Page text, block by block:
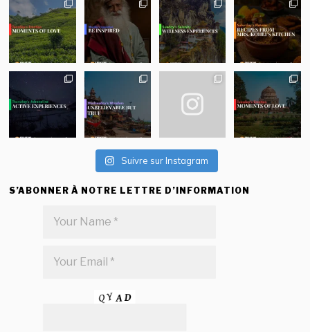
Suivre sur Instagram
S’ABONNER À NOTRE LETTRE D’INFORMATION